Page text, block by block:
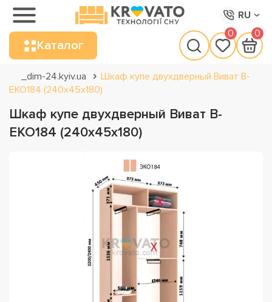
RU
Каталог
0 0
_dim-24.kyiv.ua
Шкаф купе двухдверный Виват В-
ЕКО184 (240х45х180)
Шкаф купе двухдверный Виват В-
ЕКО184 (240х45х180)